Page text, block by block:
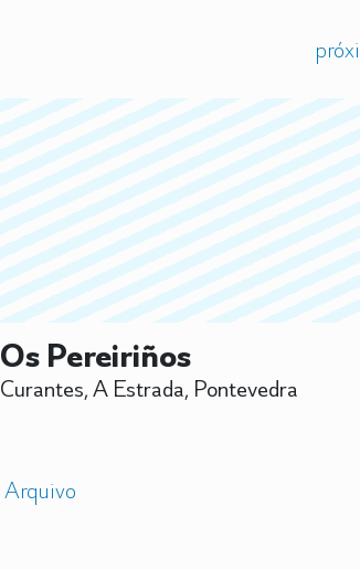
Os Pereiriños
Curantes, A Estrada, Pontevedra
Arquivo